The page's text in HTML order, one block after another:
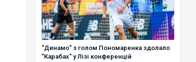
"Динамо" з голом Пономаренка здолало
"Карабах" у Лізі конференцій